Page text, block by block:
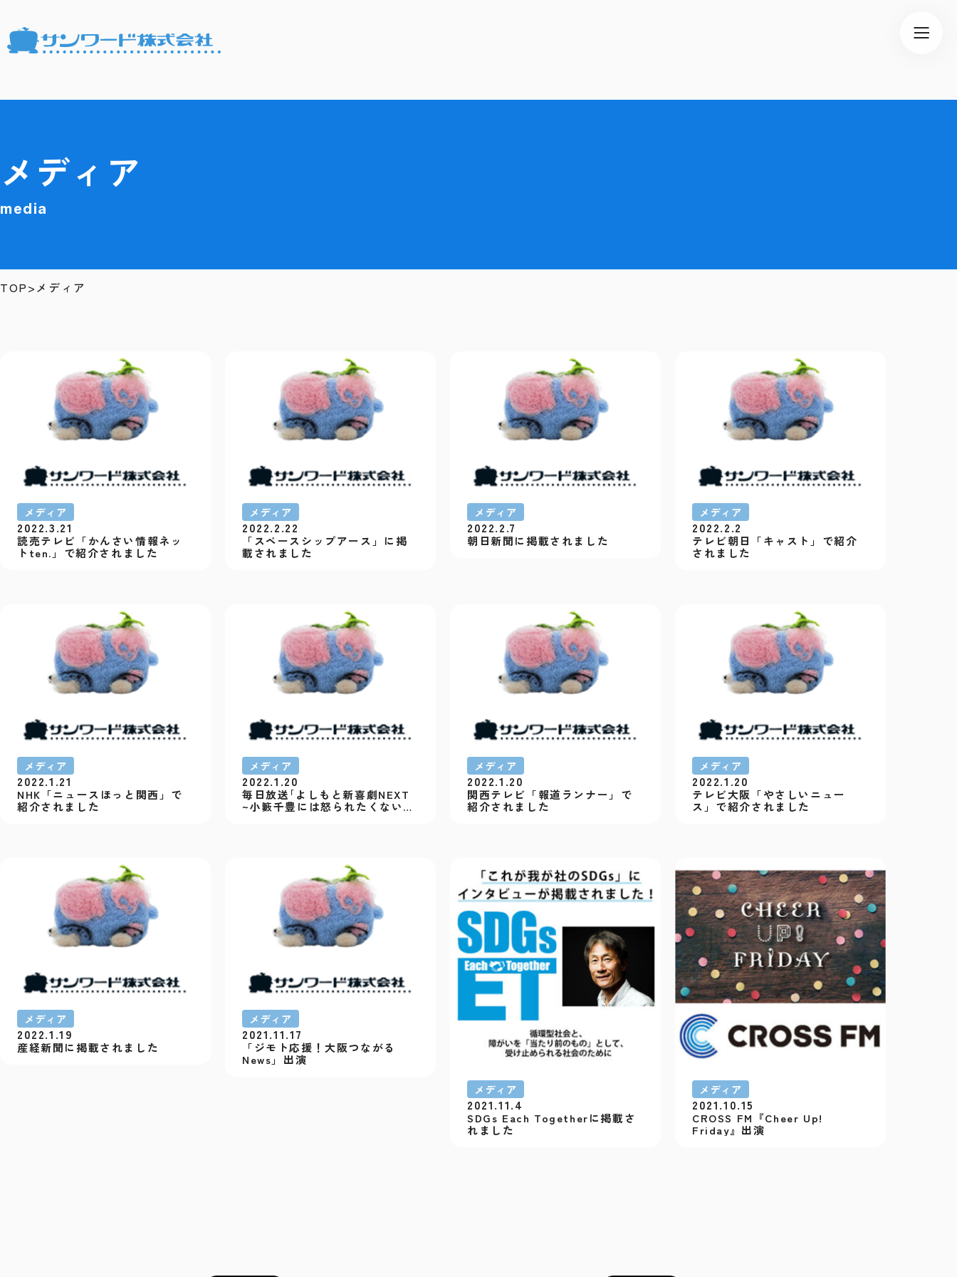
メディア
media
TOP メディア
メディア
2022.3.21
読売テレビ「かんさい情報ネッ
トten.」で紹介されました
メディア
2022.2.22
「スペースシップアース」に掲
載されました
メディア
2022.2.7
朝日新聞に掲載されました
メディア
2022.2.2
テレビ朝日「キャスト」で紹介
されました
メディア
2022.1.21
NHK「ニュースほっと関西」で
紹介されました
メディア
2022.1.20
毎日放送｢よしもと新喜劇NEXT
~小籔千豊には怒られたくない~｣
メディア
2022.1.20
関西テレビ「報道ランナー」で
紹介されました
メディア
2022.1.20
テレビ大阪「やさしいニュー
ス」で紹介されました
メディア
2022.1.19
産経新聞に掲載されました
メディア
2021.11.17
「ジモト応援！大阪つながる
News」出演
メディア
2021.11.4
SDGs Each Togetherに掲載さ
れました
メディア
2021.10.15
CROSS FM『Cheer Up!
Friday』出演